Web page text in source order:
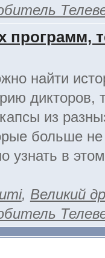
программ,
найти
дикторов,
из
больше
узнать в
, Великий